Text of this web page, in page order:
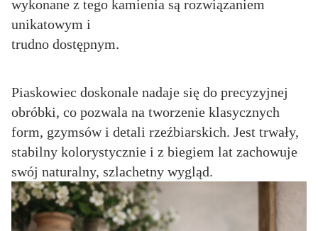
wykonane z tego kamienia są rozwiązaniem
unikatowym i
trudno dostępnym.
Piaskowiec doskonale nadaje się do precyzyjnej
obróbki, co pozwala na tworzenie klasycznych
form, gzymsów i detali rzeźbiarskich. Jest trwały,
stabilny kolorystycznie i z biegiem lat zachowuje
swój naturalny, szlachetny wygląd.